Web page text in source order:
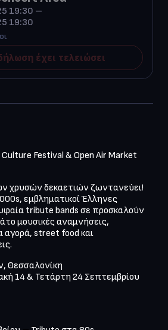
19:30 –
19:30
έχει τελειώσει
Culture Festival & Open Air Market
χρυσών δεκαετιών ζωντανεύει!
εμβληματικοί Έλληνες
tribute bands σε προσκαλούν
μουσικές αναμνήσεις,
αγορά, street food και
Θεσσαλονίκη
14 & Τετάρτη 24 Σεπτεμβρίου